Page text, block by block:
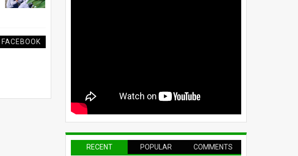
FACEBOOK
RECENT POPULAR COMMENTS